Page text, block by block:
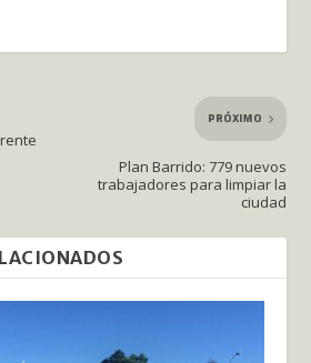
PRÓXIMO
Plan Barrido: 779 nuevos
trabajadores para limpiar la
ciudad